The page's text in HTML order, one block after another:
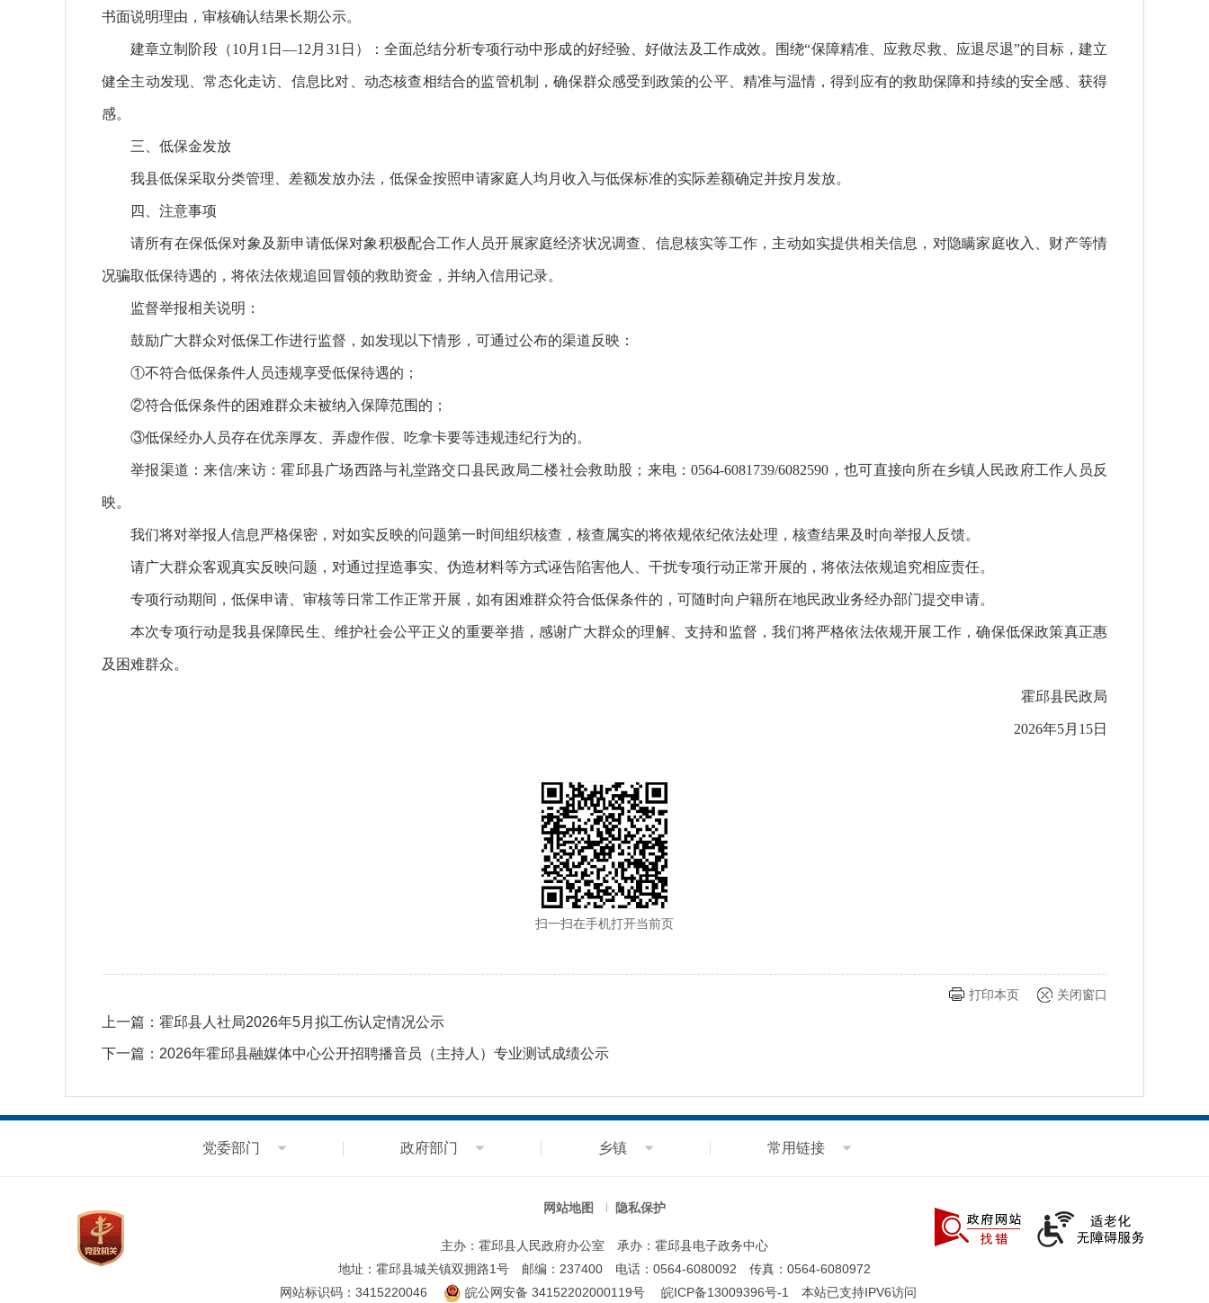
书面说明理由，审核确认结果长期公示。
建章立制阶段（10月1日—12月31日）：全面总结分析专项行动中形成的好经验、好做法及工作成效。围绕“保障精准、应救尽救、应退尽退”的目标，建立
健全主动发现、常态化走访、信息比对、动态核查相结合的监管机制，确保群众感受到政策的公平、精准与温情，得到应有的救助保障和持续的安全感、获得
感。
三、低保金发放
我县低保采取分类管理、差额发放办法，低保金按照申请家庭人均月收入与低保标准的实际差额确定并按月发放。
四、注意事项
请所有在保低保对象及新申请低保对象积极配合工作人员开展家庭经济状况调查、信息核实等工作，主动如实提供相关信息，对隐瞒家庭收入、财产等情
况骗取低保待遇的，将依法依规追回冒领的救助资金，并纳入信用记录。
监督举报相关说明：
鼓励广大群众对低保工作进行监督，如发现以下情形，可通过公布的渠道反映：
①不符合低保条件人员违规享受低保待遇的；
②符合低保条件的困难群众未被纳入保障范围的；
③低保经办人员存在优亲厚友、弄虚作假、吃拿卡要等违规违纪行为的。
举报渠道：来信/来访：霍邱县广场西路与礼堂路交口县民政局二楼社会救助股；来电：0564-6081739/6082590，也可直接向所在乡镇人民政府工作人员反
映。
我们将对举报人信息严格保密，对如实反映的问题第一时间组织核查，核查属实的将依规依纪依法处理，核查结果及时向举报人反馈。
请广大群众客观真实反映问题，对通过捏造事实、伪造材料等方式诬告陷害他人、干扰专项行动正常开展的，将依法依规追究相应责任。
专项行动期间，低保申请、审核等日常工作正常开展，如有困难群众符合低保条件的，可随时向户籍所在地民政业务经办部门提交申请。
本次专项行动是我县保障民生、维护社会公平正义的重要举措，感谢广大群众的理解、支持和监督，我们将严格依法依规开展工作，确保低保政策真正惠
及困难群众。
霍邱县民政局
2026年5月15日
扫一扫在手机打开当前页
打印本页 关闭窗口
上一篇： 霍邱县人社局2026年5月拟工伤认定情况公示
下一篇： 2026年霍邱县融媒体中心公开招聘播音员（主持人）专业测试成绩公示
党委部门 政府部门 乡镇 常用链接
网站地图 隐私保护
主办：霍邱县人民政府办公室
承办：霍邱县电子政务中心
地址：霍邱县城关镇双拥路1号
邮编：237400 电话：0564-6080092
传真：0564-6080972
网站标识码：3415220046
皖公网安备 34152202000119号 皖ICP备13009396号-1 本站已支持IPV6访问